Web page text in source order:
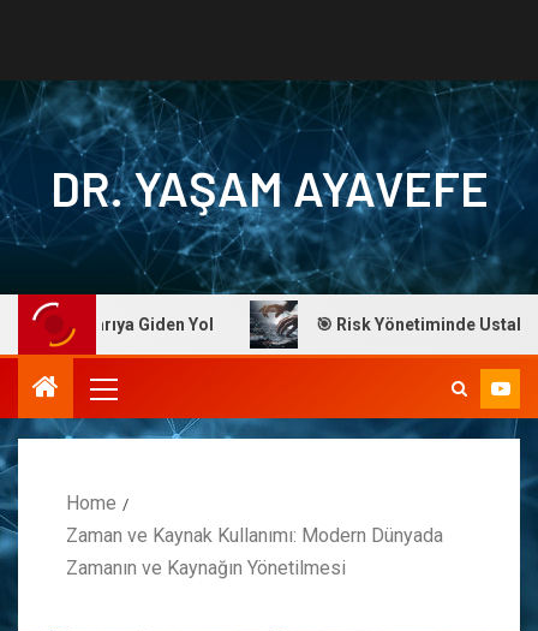
DR. YAŞAM AYAVEFE
Giden Yol 🎯 Risk Yönetiminde Ustalık: Dr.
Home
Zaman ve Kaynak Kullanımı: Modern Dünyada
Zamanın ve Kaynağın Yönetilmesi